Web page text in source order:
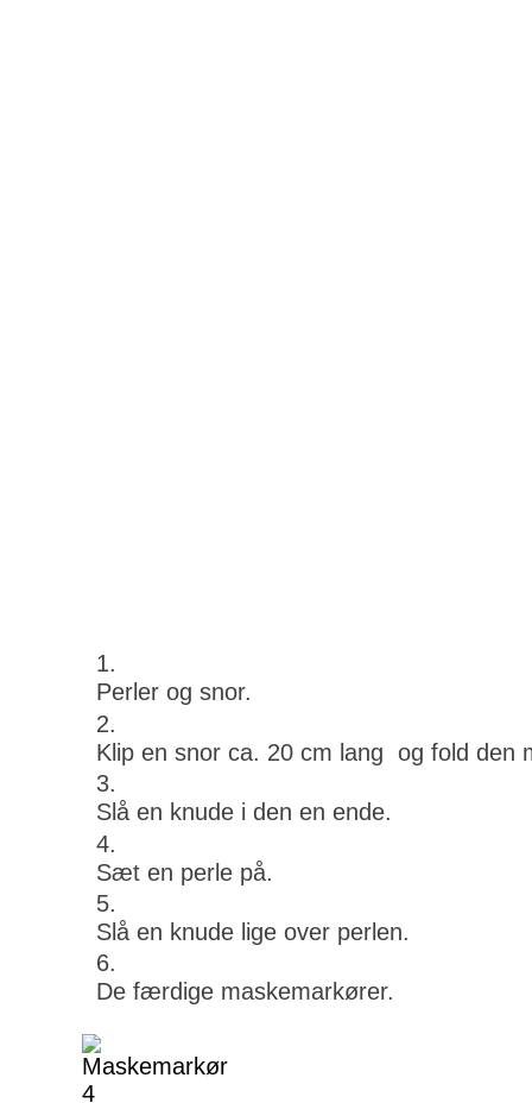
Perler og snor.
Klip en snor ca. 20 cm lang og fold den
Slå en knude i den en ende.
Sæt en perle på.
Slå en knude lige over perlen.
De færdige maskemarkører.